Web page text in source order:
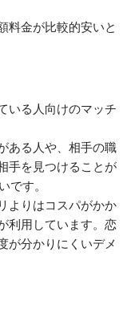
料金が比較的安いと
いる人向けのマッチ
ある人や、相手の職
手を見つけることが
です。
よりはコスパがかか
利用しています。恋
が分かりにくいデメ